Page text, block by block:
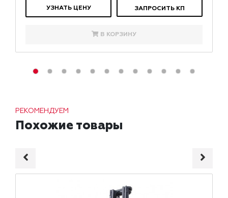
УЗНАТЬ ЦЕНУ ЗАПРОСИТЬ КП
В КОРЗИНУ
РЕКОМЕНДУЕМ
Похожие товары